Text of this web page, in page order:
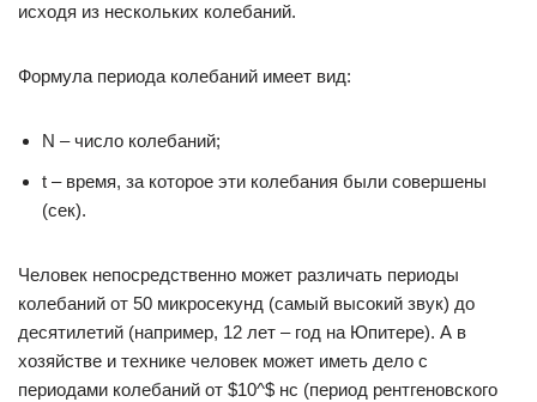
исходя из нескольких колебаний.
Формула периода колебаний имеет вид:
N – число колебаний;
t – время, за которое эти колебания были совершены
(сек).
Человек непосредственно может различать периоды
колебаний от 50 микросекунд (самый высокий звук) до
десятилетий (например, 12 лет – год на Юпитере). А в
хозяйстве и технике человек может иметь дело с
периодами колебаний от $10^$ нс (период рентгеновского